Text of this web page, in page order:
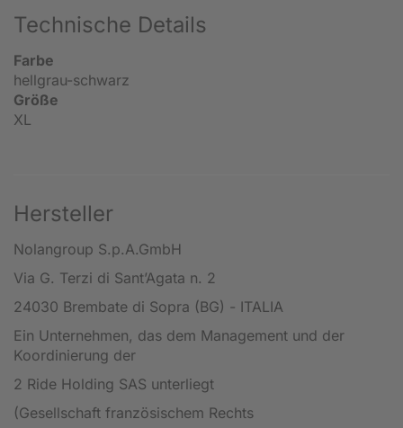
Technische Details
Farbe
hellgrau-schwarz
Größe
XL
Hersteller
Nolangroup S.p.A.GmbH
Via G. Terzi di Sant’Agata n. 2
24030 Brembate di Sopra (BG) - ITALIA
Ein Unternehmen, das dem Management und der
Koordinierung der
2 Ride Holding SAS unterliegt
(Gesellschaft französischem Rechts